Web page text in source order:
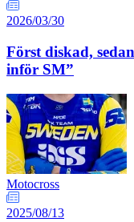
2026/03/30
Först diskad,
inför SM”
Motocross
2025/08/13